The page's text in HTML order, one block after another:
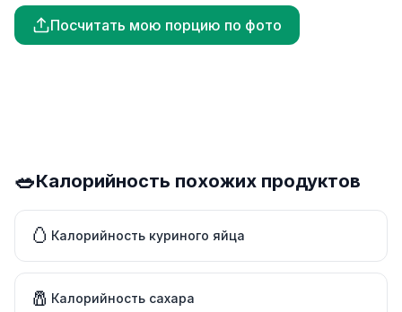
Посчитать мою порцию по фото
🥗Калорийность похожих продуктов
🥚 Калорийность куриного яйца
🧂 Калорийность сахара